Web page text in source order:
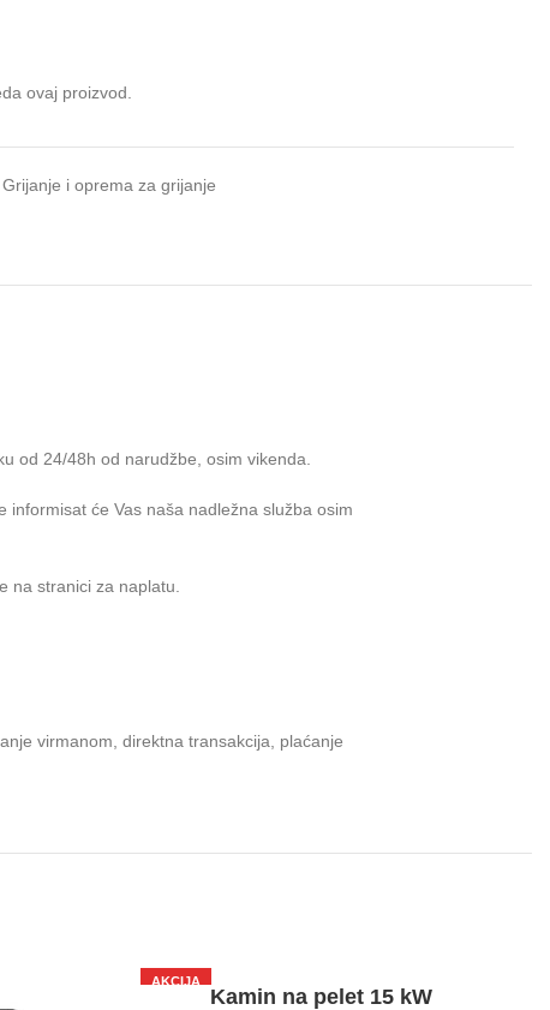
ovaj proizvod.
Grijanje i oprema za grijanje
od 24/48h od narudžbe, osim vikenda.
će Vas naša nadležna služba osim
na stranici za naplatu.
virmanom, direktna transakcija, plaćanje
AKCIJA
Kamin na pelet 15 kW